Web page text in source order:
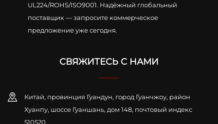
UL224/ROHS/ISO9001. Надёжный глобальный
поставщик — запросите коммерческое
предложение уже сегодня.
СВЯЖИТЕСЬ С НАМИ
Китай, провинция Гуандун, город Гуанчжоу, район
Хуанпу, шоссе Гуаншань, дом 148, почтовый индекс
510520.